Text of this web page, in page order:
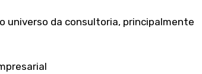
universo da consultoria, principalmente